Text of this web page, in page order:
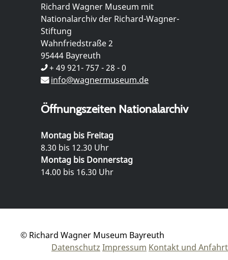
Richard Wagner Museum mit
Nationalarchiv der Richard-Wagner-
Stiftung
Wahnfriedstraße 2
95444 Bayreuth
+ 49 921- 757 - 28 - 0
info@wagnermuseum.de
Öffnungszeiten Nationalarchiv
Montag bis Freitag
8.30 bis 12.30 Uhr
Montag bis Donnerstag
14.00 bis 16.30 Uhr
© Richard Wagner Museum Bayreuth
Datenschutz Impressum Kontakt und Anfahrt